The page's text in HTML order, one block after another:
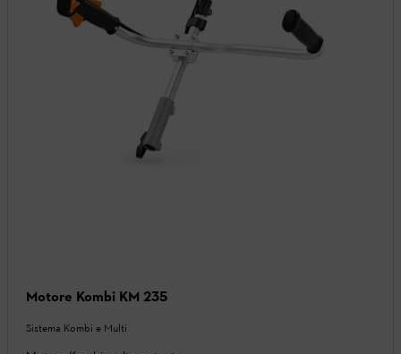
Motore Kombi KM 235
Sistema Kombi e Multi